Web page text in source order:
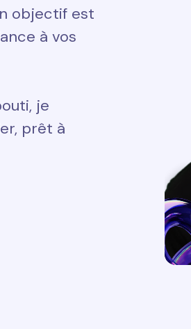
objectif est
à vos
je
prêt à